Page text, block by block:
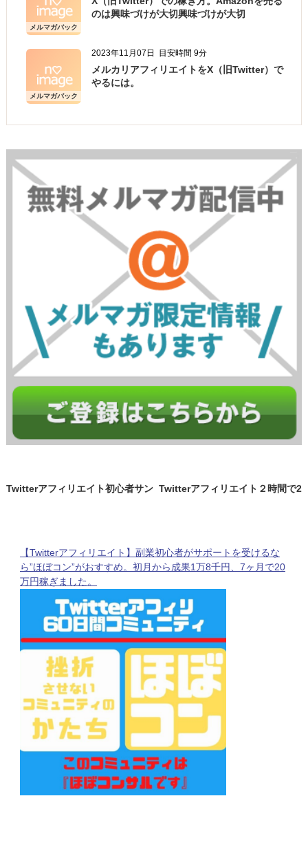
メルマガバック
ナンバー
のは興味づけが大切興味づけが大切
メルマガバック
ナンバー
2023年11月07日 目安時間 9分
メルカリアフィリエイトをX（旧Twitter）で
やるには。
Twitterアフィリエイト初心者サン Twitterアフィリエイト２時間で2
【Twitterアフィリエイト】副業初心者がサポートを受けるな
ら”ほぼコン”がおすすめ。初月から成果1万8千円、7ヶ月で20
万円稼ぎました。